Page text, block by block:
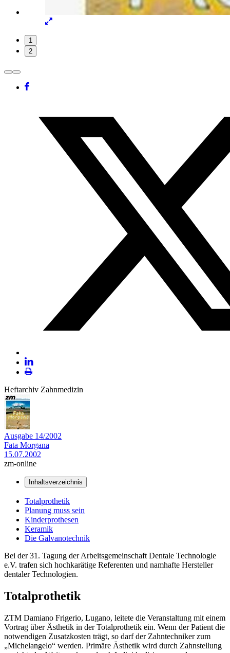
Lightbox
Folie
1
2
Plattform
X
LinekdIn
ausdrucken
Heftarchiv Zahnmedizin
Ausgabe 14/2002
Fata Morgana
15.07.2002
zm-online
Inhaltsverzeichnis
Totalprothetik
Planung muss sein
Kinderprothesen
Keramik
Die Galvanotechnik
Bei der 31. Tagung der Arbeitsgemeinschaft Dentale Technologie
e.V. trafen sich hochkarätige Referenten und namhafte Hersteller
dentaler Technologien.
Totalprothetik
ZTM Damiano Frigerio, Lugano, leitete die Veranstaltung mit einem
Vortrag über Ästhetik in der Totalprothetik ein. Wenn der Patient die
notwendigen Zusatzkosten trägt, so darf der Zahntechniker zum
„Michelangelo“ werden. Primäre Ästhetik wird durch Zahnstellung